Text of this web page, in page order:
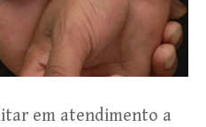
em atendimento a